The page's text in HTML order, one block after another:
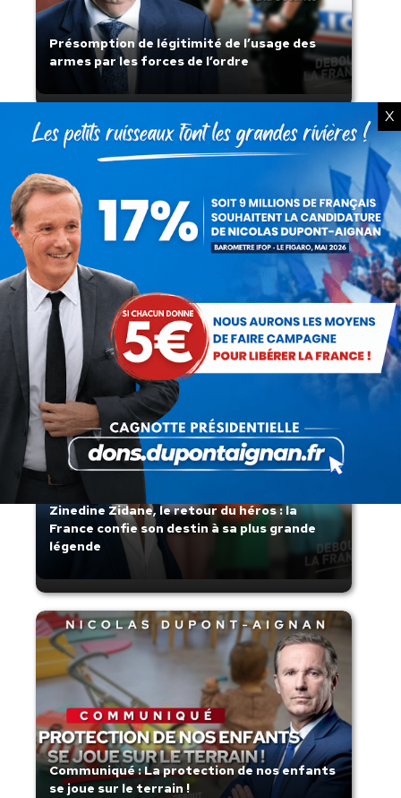
Présomption de légitimité de l’usage des
armes par les forces de l’ordre
Lorsque tout flambe et que l’État
s’affaisse.
Zinedine Zidane, le retour du héros : la
France confie son destin à sa plus grande
légende
Communiqué : La protection de nos enfants
se joue sur le terrain !
X